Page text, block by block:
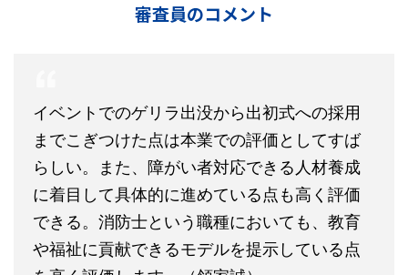
審査員のコメント
イベントでのゲリラ出没から出初式への採用
までこぎつけた点は本業での評価としてすば
らしい。また、障がい者対応できる人材養成
に着目して具体的に進めている点も高く評価
できる。消防士という職種においても、教育
や福祉に貢献できるモデルを提示している点